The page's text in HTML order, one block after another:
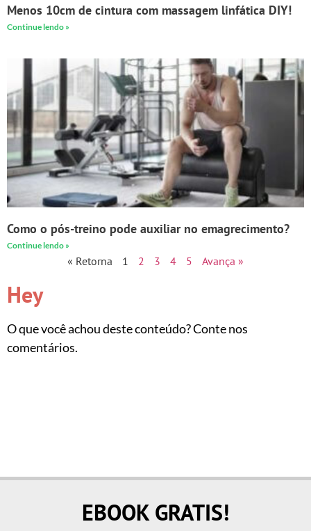
Menos 10cm de cintura com massagem linfática DIY!
Continue lendo »
Como o pós-treino pode auxiliar no emagrecimento?
Continue lendo »
« Retorna 1 2 3 4 5 Avança »
Hey
O que você achou deste conteúdo? Conte nos
comentários.
EBOOK GRATIS!